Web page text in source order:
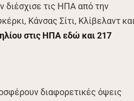
διέσχισε τις ΗΠΑ από την
Κάνσας Σίτι, Κλίβελαντ
στις ΗΠΑ εδώ και 217
διαφορετικές όψεις